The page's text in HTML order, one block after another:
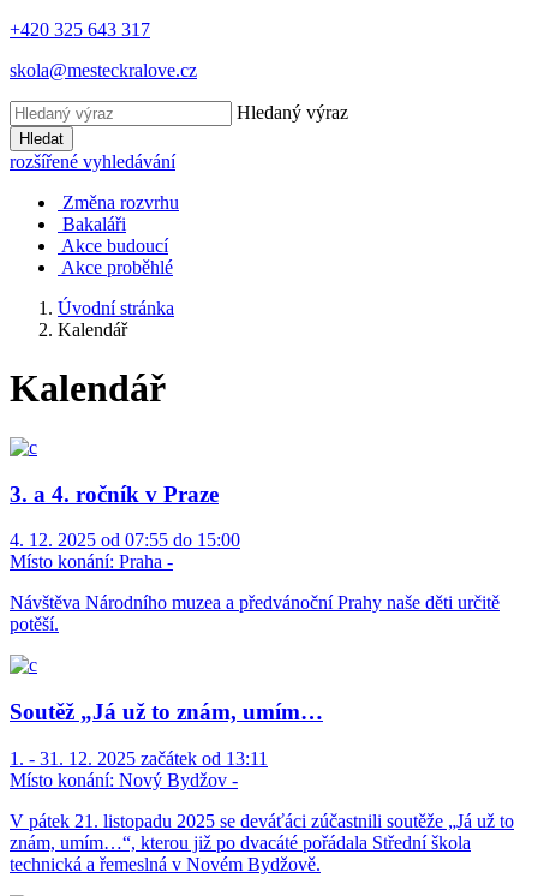
+420 325 643 317
skola@mesteckralove.cz
Hledaný výraz
Hledat
rozšířené vyhledávání
Změna rozvrhu
Bakaláři
Akce budoucí
Akce proběhlé
Úvodní stránka
Kalendář
Kalendář
3. a 4. ročník v Praze
4. 12. 2025 od 07:55 do 15:00
Místo konání: Praha -
Návštěva Národního muzea a předvánoční Prahy naše děti určitě
potěší.
Soutěž „Já už to znám, umím…
1. - 31. 12. 2025 začátek od 13:11
Místo konání: Nový Bydžov -
V pátek 21. listopadu 2025 se deváťáci zúčastnili soutěže „Já už to
znám, umím…“, kterou již po dvacáté pořádala Střední škola
technická a řemeslná v Novém Bydžově.